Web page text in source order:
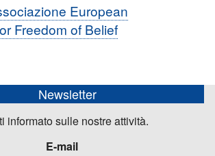
European
Freedom of Belief
Newsletter
informato sulle nostre attività.
E-mail